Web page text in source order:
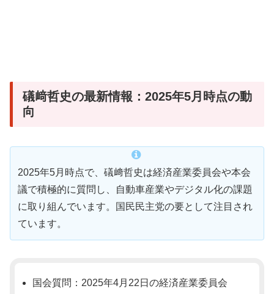
礒﨑哲史の最新情報：2025年5月時点の動
向
2025年5月時点で、礒﨑哲史は経済産業委員会や本会
議で積極的に質問し、自動車産業やデジタル化の課題
に取り組んでいます。国民民主党の要として注目され
ています。
国会質問：2025年4月22日の経済産業委員会